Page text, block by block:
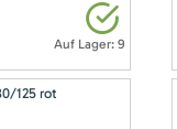
Auf Lager: 9
125 rot